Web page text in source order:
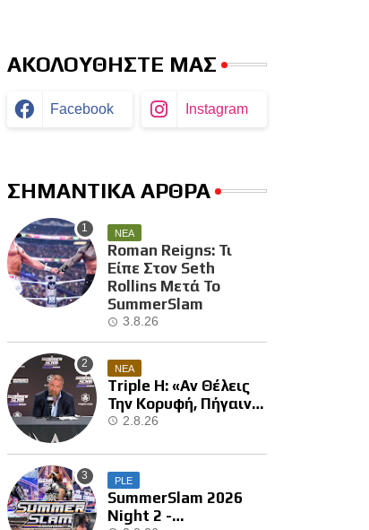
ΑΚΟΛΟΥΘΗΣΤΕ ΜΑΣ
Facebook Instagram
ΣΗΜΑΝΤΙΚΑ ΑΡΘΡΑ
ΝΕΑ
Roman Reigns: Τι
Είπε Στον Seth
Rollins Μετά Το
SummerSlam
3.8.26
ΝΕΑ
Triple H: «Αν Θέλεις
Την Κορυφή, Πήγαινε
Και Κέρδισε Την»
2.8.26
PLE
SummerSlam 2026
Night 2 -